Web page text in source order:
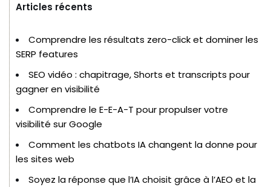
Articles récents
Comprendre les résultats zero-click et dominer les
SERP features
SEO vidéo : chapitrage, Shorts et transcripts pour
gagner en visibilité
Comprendre le E-E-A-T pour propulser votre
visibilité sur Google
Comment les chatbots IA changent la donne pour
les sites web
Soyez la réponse que l’IA choisit grâce à l’AEO et la